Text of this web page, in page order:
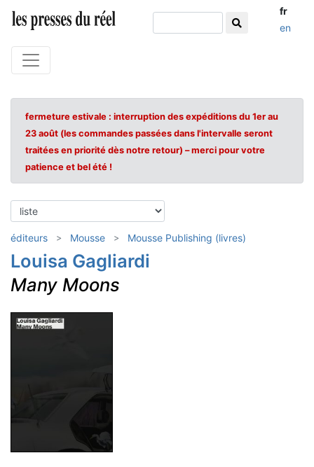
fr
en
fermeture estivale : interruption des expéditions du 1er au
23 août (les commandes passées dans l'intervalle seront
traitées en priorité dès notre retour) – merci pour votre
patience et bel été !
éditeurs Mousse Mousse Publishing (livres)
Louisa Gagliardi
Many Moons